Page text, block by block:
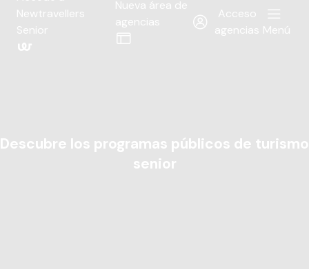
Newtravellers
Senior
Nueva área de
agencias
Acceso
agencias Menú
Descubre los programas públicos de turismo
senior